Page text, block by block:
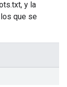
y la
que se